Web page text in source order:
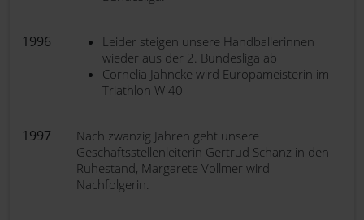
1996
Leider steigen unsere Handballerinnen
wieder aus der 2. Bundesliga ab
Cornelia Jahncke wird Europameisterin im
Triathlon W 40
1997
Nach zwanzig Jahren geht unsere
Geschäftsstellenleiterin Gertrud Schanz in den
Ruhestand, Margarete Vollmer wird
Nachfolgerin.